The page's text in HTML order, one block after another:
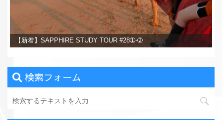
【新着】SAPPHIRE STUDY TOUR #28➀-➁
検索フォーム